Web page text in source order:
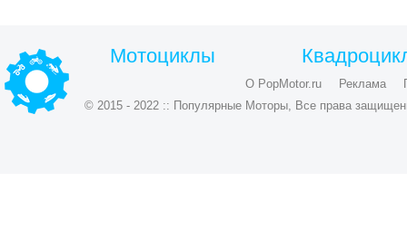
Мотоциклы
О PopMotor.ru Реклама
© 2015 - 2022 :: Популярные Моторы, Все права